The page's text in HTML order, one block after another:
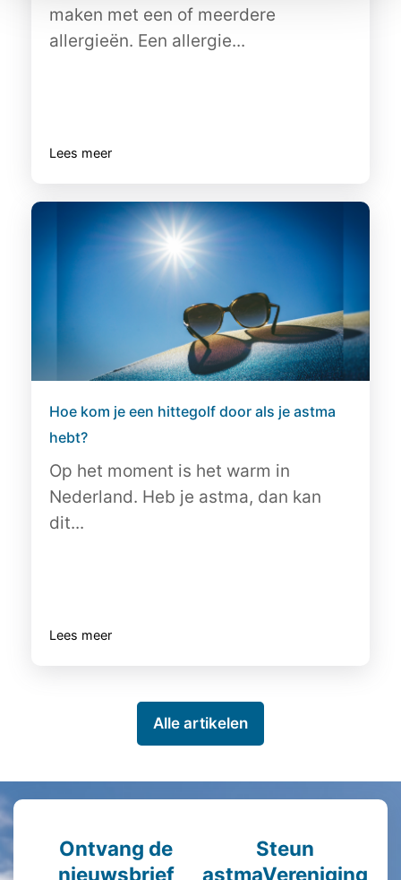
maken met een of meerdere
allergieën. Een allergie...
Lees meer
Hoe kom je een hittegolf door als je astma
hebt?
Op het moment is het warm in
Nederland. Heb je astma, dan kan
dit...
Lees meer
Alle artikelen
Ontvang de
nieuwsbrief
Steun
astmaVereniging